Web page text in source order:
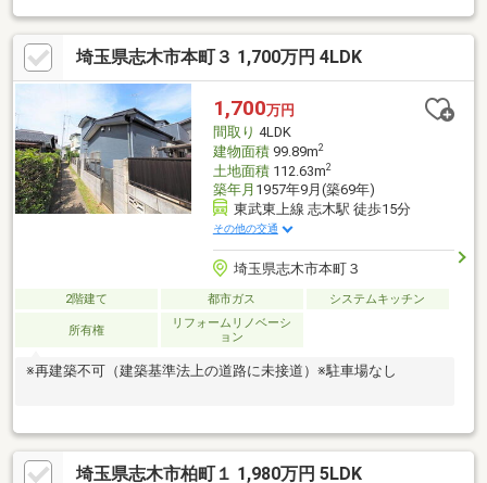
ホームページ未掲載物件や当社でしか扱っていない物件からも厳
選してオススメ物件をご紹介！◆アドバイザー全員が損害保険募
集人資格保持者アフターフォローもおまかせください！◆お住ま
いの購入にかかわる住宅ローン【フラット35】・【家電販売】・
【家具販売】・【保険の見直し】等におせっかいをする会社で
埼玉県志木市本町３ 1,700万円 4LDK
1,700万円
間取り 4LDK
建物面積99.89m2
土地面積112.63m2
築年月 1957年9月(築69年)
東武東上線 志木駅 徒歩15分
その他の交通
埼玉県志木市本町３
2階建て 都市ガス システムキッチン
所有権
リフォームリノベーシ
ョン
※再建築不可（建築基準法上の道路に未接道）※駐車場なし
埼玉県志木市柏町１ 1,980万円 5LDK